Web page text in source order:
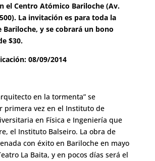
el Centro Atómico Bariloche (Av.
La invitación es para toda la
Bariloche, y se cobrará un bono
$30.
08/09/2014
en la tormenta” se
primera vez en el Instituto de
en Física e Ingeniería que
el Instituto Balseiro. La obra de
con éxito en Bariloche en mayo
La Baita, y en pocos días será el